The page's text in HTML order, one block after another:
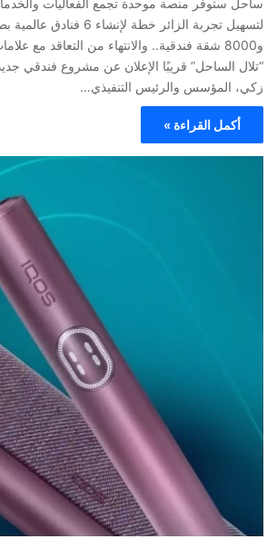
ساحل ستوفر منصة موحدة تجمع الفعاليات
و8000 شقة فندقية.. والانتهاء من التعاقد مع
“تلال الساحل” قريبًا الإعلان عن مشروع
زكي، المؤسس والرئيس التنفيذي…
أكمل القراءة »